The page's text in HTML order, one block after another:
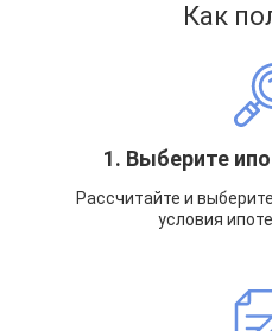
Как
1. Выберите
Рассчитайте и
условия